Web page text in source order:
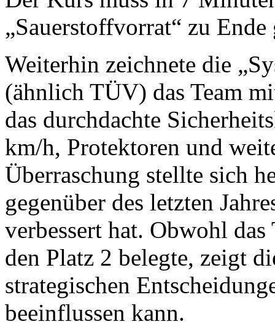
„Sauerstoffvorrat“ zu Ende
Weiterhin zeichnete die
(ähnlich TÜV) das Team
das durchdachte
km/h, Protektoren und
Überraschung stellte sich
gegenüber des letzten
verbessert hat. Obwohl
den Platz 2 belegte, zeigt
strategischen
beeinflussen kann.